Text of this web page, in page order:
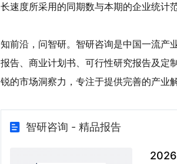
长速度所采用的同期数与本期的企业统计
知前沿，问智研。智研咨询是中国一流产
报告、商业计划书、可行性研究报告及定
锐的市场洞察力，专注于提供完善的产业
智研咨询 - 精品报告